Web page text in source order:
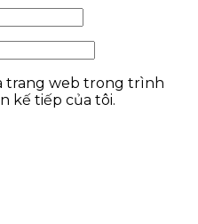
trang web trong trình
kế tiếp của tôi.